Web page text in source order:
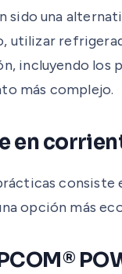
sido una
incluyendo los
más complejo.
en
opción más